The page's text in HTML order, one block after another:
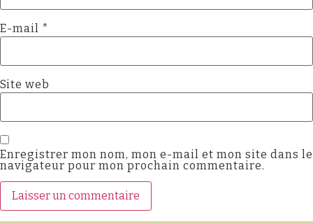
E-mail *
Site web
Enregistrer mon nom, mon e-mail et mon site dans le
navigateur pour mon prochain commentaire.